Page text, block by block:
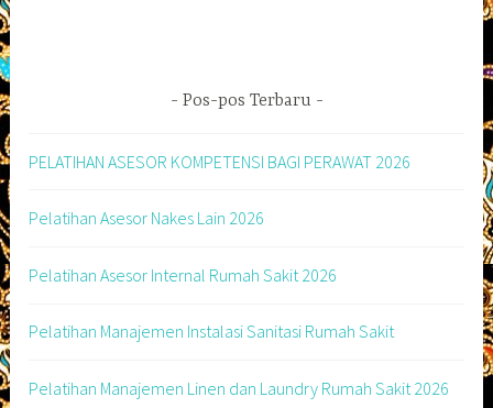
Pos-pos Terbaru
PELATIHAN ASESOR KOMPETENSI BAGI PERAWAT 2026
Pelatihan Asesor Nakes Lain 2026
Pelatihan Asesor Internal Rumah Sakit 2026
Pelatihan Manajemen Instalasi Sanitasi Rumah Sakit
Pelatihan Manajemen Linen dan Laundry Rumah Sakit 2026